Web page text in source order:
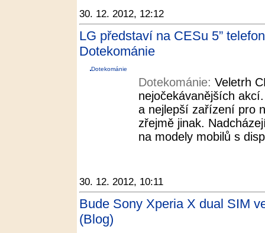
30. 12. 2012, 12:12
LG představí na CESu 5”
Dotekománie
Dotekománie
Dotekománie: Veletrh
nejočekávanějších
a nejlepší zařízení pro
zřejmě jinak.
na modely mobilů s
30. 12. 2012, 10:11
Bude Sony Xperia X dual SIM
(Blog)